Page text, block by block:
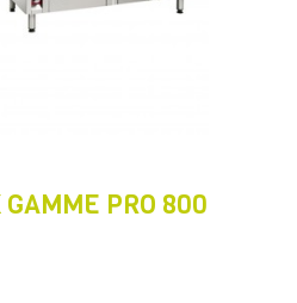
GAMME PRO 800